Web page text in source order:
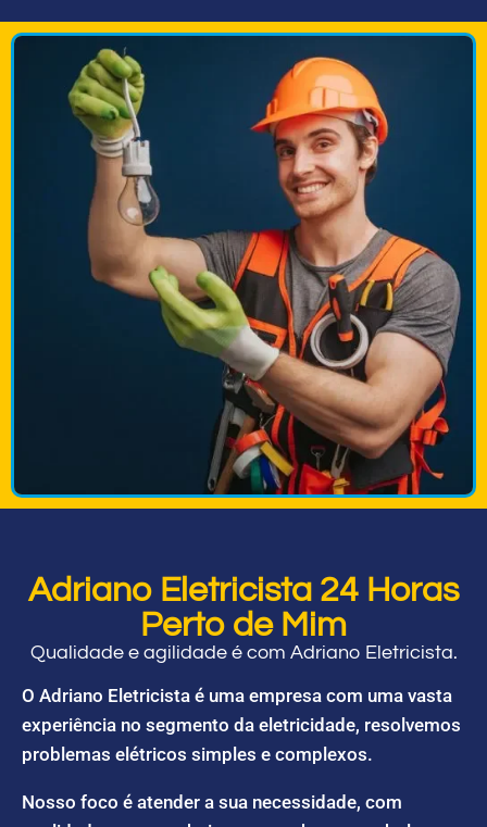
Adriano Eletricista 24 Horas
Perto de Mim
Qualidade e agilidade é com Adriano Eletricista.
O Adriano Eletricista é uma empresa com uma vasta
experiência no segmento da eletricidade, resolvemos
problemas elétricos simples e complexos.
Nosso foco é atender a sua necessidade, com